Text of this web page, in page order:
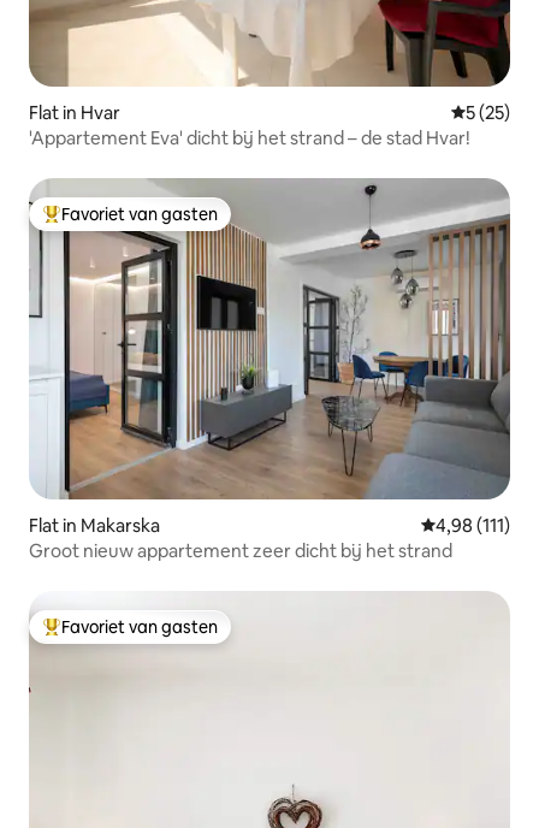
Flat in Hvar
5 (25)
'Appartement Eva' dicht bij het strand – de stad Hvar!
Topfavoriet van gasten
Favoriet van gasten
Flat in Makarska Gemiddelde
4,98 (111)
Groot nieuw appartement zeer dicht bij het strand
Topfavoriet van gasten
Favoriet van gasten